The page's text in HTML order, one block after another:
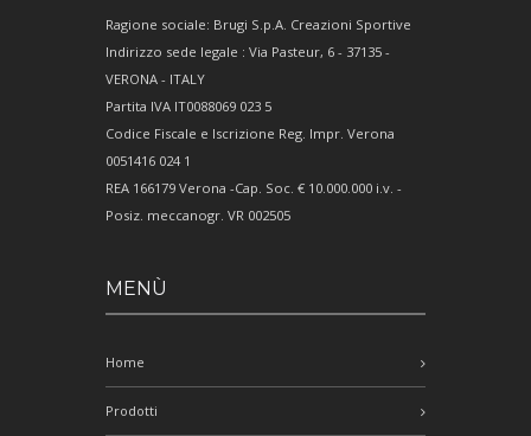
Ragione sociale: Brugi S.p.A. Creazioni Sportive
Indirizzo sede legale : Via Pasteur, 6 - 37135 -
VERONA - ITALY
Partita IVA IT0088069 023 5
Codice Fiscale e Iscrizione Reg. Impr. Verona
0051416 024 1
REA 166179 Verona -Cap. Soc. € 10.000.000 i.v. -
Posiz. meccanogr. VR 002505
MENÙ
Home
Prodotti